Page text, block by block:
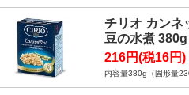
チリオ カンネ
豆の水煮
216円(税16円)
内容量380g（固形量